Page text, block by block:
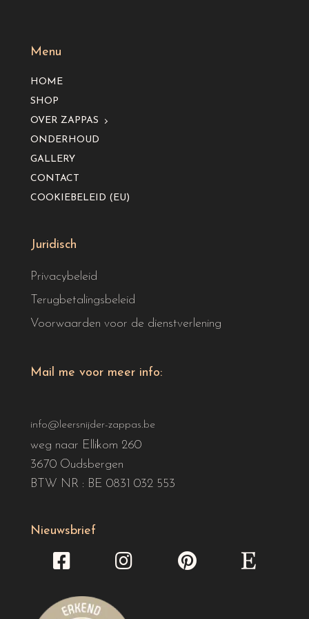
Menu
HOME
SHOP
OVER ZAPPAS
ONDERHOUD
GALLERY
CONTACT
COOKIEBELEID (EU)
Juridisch
Privacybeleid
Terugbetalingsbeleid
Voorwaarden voor de dienstverlening
Mail me voor meer info:
info@leersnijder-zappas.be
weg naar Ellikom 260
3670 Oudsbergen
BTW NR : BE 0831 032 553
Nieuwsbrief